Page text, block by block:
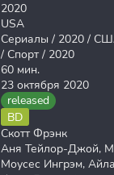
2020
USA
Сериалы / 2020 /
/ Спорт / 2020
60 мин.
23 октября 2020
released
BD
Скотт Фрэнк
Аня Тейлор-Джой,
Моусес Ингрэм,